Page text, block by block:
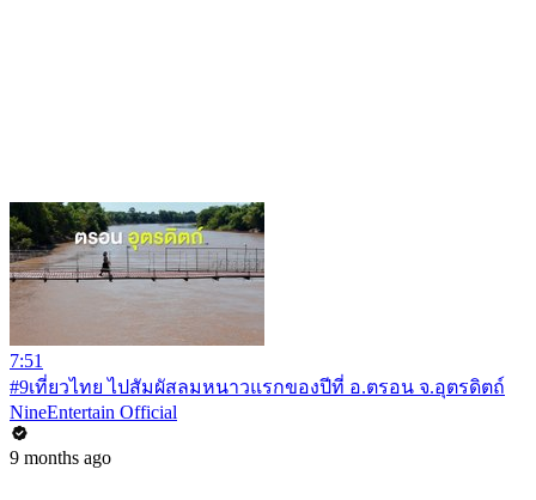
7:51
#9เที่ยวไทย ไปสัมผัสลมหนาวแรกของปีที่ อ.ตรอน จ.อุตรดิตถ์
NineEntertain Official
9 months ago